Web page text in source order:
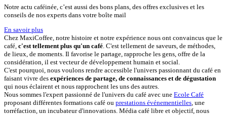
Notre actu caféinée, c’est aussi des bons plans, des offres exclusives et les
conseils de nos experts dans votre boîte mail
En savoir plus
Chez MaxiCoffee, notre histoire et notre expérience nous ont convaincus que le
café, c'est tellement plus qu'un café. C'est tellement de saveurs, de méthodes,
de lieux, de moments. Il favorise le partage, rapproche les gens, offre de la
considération, il est vecteur de développement humain et social.
C'est pourquoi, nous voulons rendre accessible l'univers passionnant du café en
faisant vivre des expériences de partage, de connaissances et de dégustation
qui nous éclairent et nous rapprochent les uns des autres.
Nous sommes l'expert passionné de l'univers du café avec une Ecole Café
proposant différentes formations café ou prestations événementielles, une
torréfaction, un incubateur d'innovations. Média café libre et objectif, nous